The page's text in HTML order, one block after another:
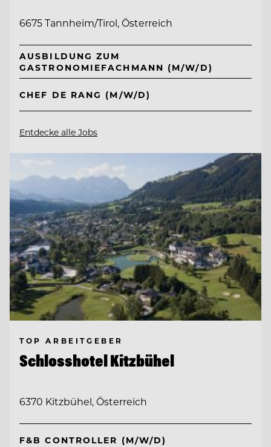
6675 Tannheim/Tirol, Österreich
AUSBILDUNG ZUM
GASTRONOMIEFACHMANN (M/W/D)
CHEF DE RANG (M/W/D)
Entdecke alle Jobs
TOP ARBEITGEBER
Schlosshotel Kitzbühel
6370 Kitzbühel, Österreich
F&B CONTROLLER (M/W/D)